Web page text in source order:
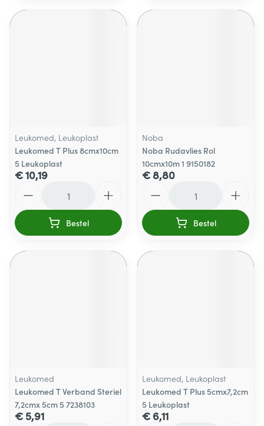
Leukomed, Leukoplast
Leukomed T Plus 8cmx10cm
5 Leukoplast
€ 10,19
Bestel
Noba
Noba Rudavlies Rol
10cmx10m 1 9150182
€ 8,80
Bestel
Leukomed
Leukomed T Verband Steriel
7,2cmx 5cm 5 7238103
€ 5,91
Leukomed, Leukoplast
Leukomed T Plus 5cmx7,2cm
5 Leukoplast
€ 6,11